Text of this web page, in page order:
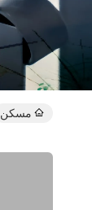
مسكن